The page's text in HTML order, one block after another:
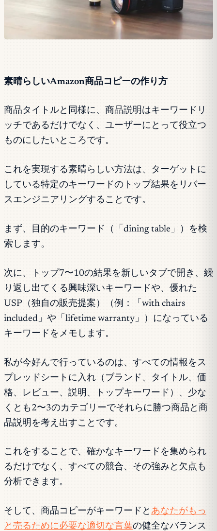
素晴らしいAmazon商品コピーの作り方
商品タイトルと同様に、商品説明はキーワードリ
ッチであるだけでなく、ユーザーにとって役立つ
ものにしたいところです。
これを実現する素晴らしい方法は、ターゲットに
している特定のキーワードのトップ結果をリバー
スエンジニアリングすることです。
まず、目的のキーワード（「dining table」）を検
索します。
次に、トップ7〜10の結果を新しいタブで開き、繰
り返し出てくる興味深いキーワードや、優れた
USP（独自の販売提案）（例：「with chairs
included」や「lifetime warranty」）になっている
キーワードをメモします。
私が今好んで行っているのは、すべての情報をス
プレッドシートに入れ（ブランド、タイトル、価
格、レビュー、説明、トップキーワード）、少な
くとも2〜3のカテゴリーでそれらに勝つ商品と商
品説明を考え出すことです。
これをすることで、確かなキーワードを集められ
るだけでなく、すべての競合、その強みと欠点も
分析できます。
そして、商品コピーがキーワードと あなたがもっ
と売るために必要な適切な言葉の健全なバランス